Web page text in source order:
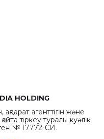
HOLDING
агенттігін және
тіркеу туралы куәлік
№ 17772-СИ.